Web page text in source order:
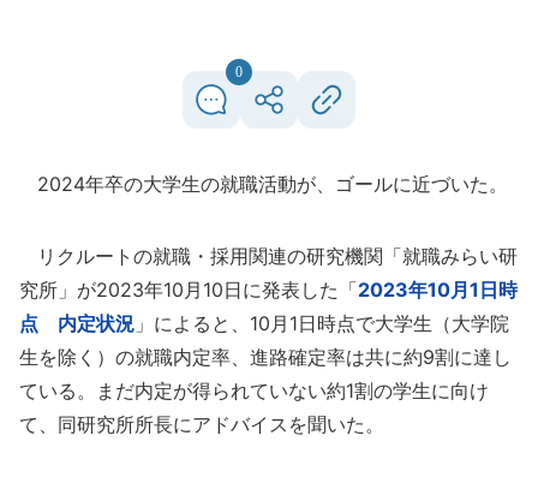
0
2024年卒の大学生の就職活動が、ゴールに近づいた。
リクルートの就職・採用関連の研究機関「就職みらい研
究所」が2023年10月10日に発表した「2023年10月1日時
点 内定状況 」によると、10月1日時点で大学生（大学院
生を除く）の就職内定率、進路確定率は共に約9割に達し
ている。まだ内定が得られていない約1割の学生に向け
て、同研究所所長にアドバイスを聞いた。